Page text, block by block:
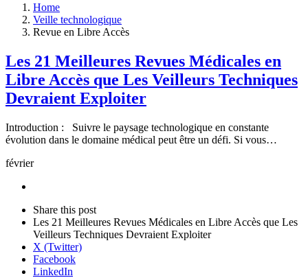
Home
Veille technologique
Revue en Libre Accès
Les 21 Meilleures Revues Médicales en
Libre Accès que Les Veilleurs Techniques
Devraient Exploiter
Introduction : Suivre le paysage technologique en constante
évolution dans le domaine médical peut être un défi. Si vous…
février
post
Share this postClose
sharing
box
Les 21 Meilleures Revues Médicales en Libre Accès que Les
Veilleurs Techniques Devraient Exploiter
X (Twitter)
Facebook
LinkedIn